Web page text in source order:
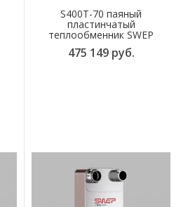
S400T-70 паяный
пластинчатый
теплообменник SWEP
475 149 руб.